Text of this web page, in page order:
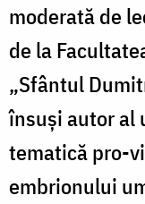
moderată de
de la
„Sfântul
însuși autor al
tematică pro-
embrionului